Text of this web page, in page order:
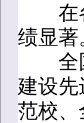
在各
绩显著
全国
建设
范校、